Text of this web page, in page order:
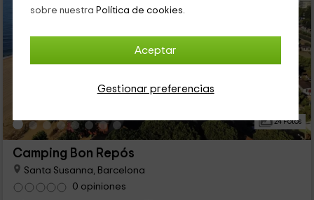
sobre nuestra Política de cookies.
Aceptar
Gestionar preferencias
24 Fotos
Camping Bon Repós
Santa Susanna, Barcelona
0 opiniones